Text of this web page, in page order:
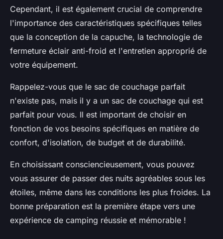
Cependant, il est également crucial de comprendre
l'importance des caractéristiques spécifiques telles
que la conception de la capuche, la technologie de
fermeture éclair anti-froid et l'entretien approprié de
votre équipement.
Rappelez-vous que le sac de couchage parfait
n'existe pas, mais il y a un sac de couchage qui est
parfait pour vous. Il est important de choisir en
fonction de vos besoins spécifiques en matière de
confort, d'isolation, de budget et de durabilité.
En choisissant consciencieusement, vous pouvez
vous assurer de passer des nuits agréables sous les
étoiles, même dans les conditions les plus froides. La
bonne préparation est la première étape vers une
expérience de camping réussie et mémorable !